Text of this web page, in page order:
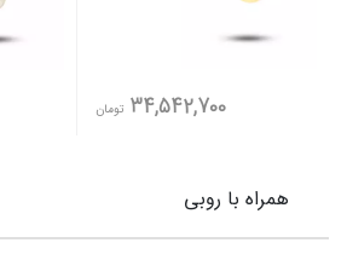
34,542,700 تومان
همراه با روبی